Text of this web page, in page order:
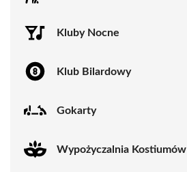
Kluby Nocne
Klub Bilardowy
Gokarty
Wypożyczalnia Kostiumów